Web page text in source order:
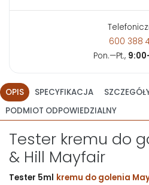
600 388
Pon.—Pt.,
OPIS SPECYFIKACJA
PODMIOT ODPOWIEDZIALNY
Tester kremu do
& Hill Mayfair
Tester 5ml kremu do golenia